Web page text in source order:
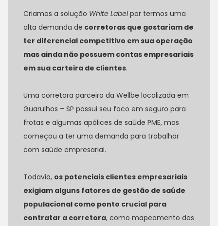
Criamos a solução White Labelpor termos uma
alta demanda de corretoras que gostariam de
ter diferencial competitivo em sua operação
mas ainda não possuem contas empresariais
em sua carteira de clientes.
Uma corretora parceira da Wellbe localizada em
Guarulhos – SP possui seu foco em seguro para
frotas e algumas apólices de saúde PME, mas
começou a ter uma demanda para trabalhar
com saúde empresarial.
Todavia, os potenciais clientes empresariais
exigiam alguns fatores de gestão de saúde
populacional como ponto crucial para
contratar a corretora, como mapeamento dos